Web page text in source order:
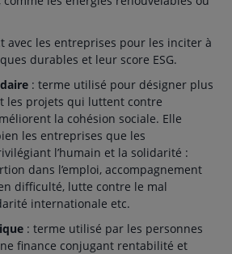
avec les entreprises pour les inciter à
durables et leur score ESG.
: terme utilisé pour désigner plus
les projets qui luttent contre
la cohésion sociale. Elle
les entreprises que les
l’humain et la solidarité :
dans l’emploi, accompagnement
difficulté, lutte contre le mal
internationale etc.
: terme utilisé par les personnes
finance conjugant rentabilité et